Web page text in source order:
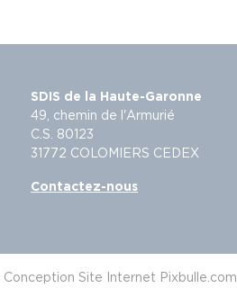
SDIS de la Haute-Garonne
49, chemin de l'Armurié
C.S. 80123
31772 COLOMIERS CEDEX
Contactez-nous
Site Internet Pixbulle.com